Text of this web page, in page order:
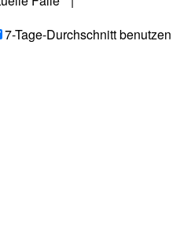
7-Tage-Durchschnitt benutzen